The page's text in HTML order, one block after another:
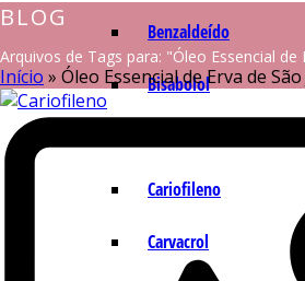
Benzaldeído
Bisabolol
Cariofileno
Carvacrol
BLOG
Arquivos de Tags para: "Óleo Essencial de
Início » Óleo Essencial de Erva de São